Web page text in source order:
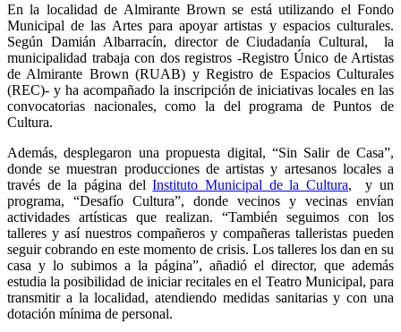
En la localidad de Almirante Brown se está utilizando el Fondo
Municipal de las Artes para apoyar artistas y espacios culturales.
Según Damián Albarracín, director de Ciudadanía Cultural, la
municipalidad trabaja con dos registros -Registro Único de Artistas
de Almirante Brown (RUAB) y Registro de Espacios Culturales
(REC)- y ha acompañado la inscripción de iniciativas locales en las
convocatorias nacionales, como la del programa de Puntos de
Cultura.
Además, desplegaron una propuesta digital, “Sin Salir de Casa”,
donde se muestran producciones de artistas y artesanos locales a
través de la página delInstituto Municipal de la Cultura,
y un
programa, “Desafío Cultura”, donde vecinos y vecinas envían
actividades artísticas que realizan. “También seguimos con los
talleres y así nuestros compañeros y compañeras talleristas pueden
seguir cobrando en este momento de crisis. Los talleres los dan en su
casa y lo subimos a la página”, añadió el director, que además
estudia la posibilidad deiniciar recitales en el Teatro Municipal, para
transmitir a la localidad, atendiendo medidas sanitarias y con una
dotación mínima de personal.